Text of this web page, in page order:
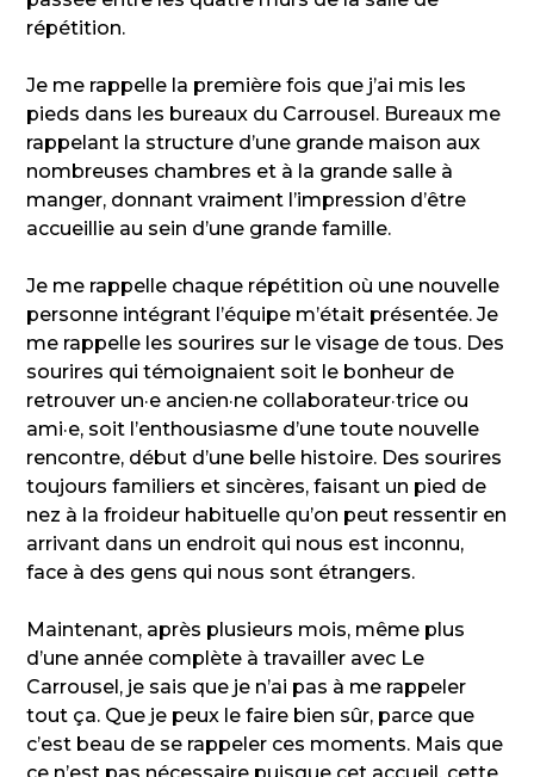
répétition.
Je me rappelle la première fois que j’ai mis les
pieds dans les bureaux du Carrousel. Bureaux me
rappelant la structure d’une grande maison aux
nombreuses chambres et à la grande salle à
manger, donnant vraiment l’impression d’être
accueillie au sein d’une grande famille.
Je me rappelle chaque répétition où une nouvelle
personne intégrant l’équipe m’était présentée. Je
me rappelle les sourires sur le visage de tous. Des
sourires qui témoignaient soit le bonheur de
retrouver un·e ancien·ne collaborateur·trice ou
ami·e, soit l’enthousiasme d’une toute nouvelle
rencontre, début d’une belle histoire. Des sourires
toujours familiers et sincères, faisant un pied de
nez à la froideur habituelle qu’on peut ressentir en
arrivant dans un endroit qui nous est inconnu,
face à des gens qui nous sont étrangers.
Maintenant, après plusieurs mois, même plus
d’une année complète à travailler avec Le
Carrousel, je sais que je n’ai pas à me rappeler
tout ça. Que je peux le faire bien sûr, parce que
c’est beau de se rappeler ces moments. Mais que
ce n’est pas nécessaire puisque cet accueil, cette